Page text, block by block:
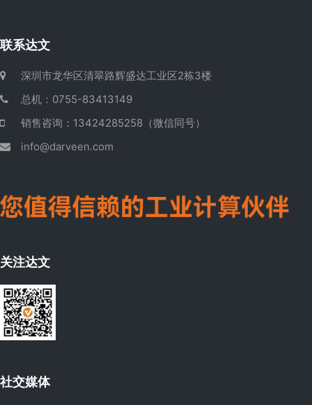
联系达文
深圳市龙华区清翠路辉盛达工业区2栋3楼
总机：0755-83413149
销售咨询：13424285258（微信同号）
info@darveen.com
关注达文
社交媒体